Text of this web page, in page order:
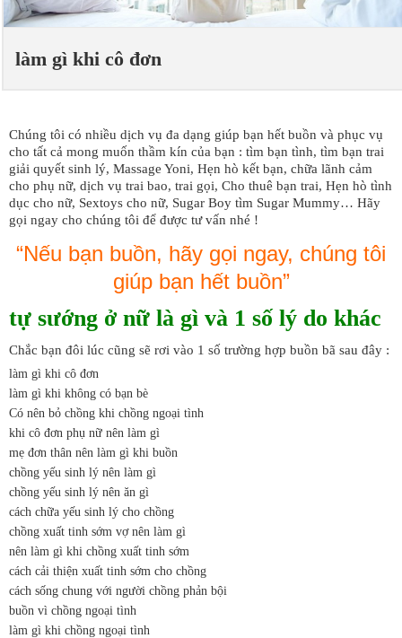
làm gì khi cô đơn
Chúng tôi có nhiều dịch vụ đa dạng giúp bạn hết buồn và phục vụ
cho tất cả mong muốn thầm kín của bạn : tìm bạn tình, tìm bạn trai
giải quyết sinh lý, Massage Yoni, Hẹn hò kết bạn, chữa lãnh cảm
cho phụ nữ, dịch vụ trai bao, trai gọi, Cho thuê bạn trai, Hẹn hò tình
dục cho nữ, Sextoys cho nữ, Sugar Boy tìm Sugar Mummy… Hãy
gọi ngay cho chúng tôi để được tư vấn nhé !
“Nếu bạn buồn, hãy gọi ngay, chúng tôi
giúp bạn hết buồn”
tự sướng ở nữ là gì và 1 số lý do khác
Chắc bạn đôi lúc cũng sẽ rơi vào 1 số trường hợp buồn bã sau đây :
làm gì khi cô đơn
làm gì khi không có bạn bè
Có nên bỏ chồng khi chồng ngoại tình
khi cô đơn phụ nữ nên làm gì
mẹ đơn thân nên làm gì khi buồn
chồng yếu sinh lý nên làm gì
chồng yếu sinh lý nên ăn gì
cách chữa yếu sinh lý cho chồng
chồng xuất tinh sớm vợ nên làm gì
nên làm gì khi chồng xuất tinh sớm
cách cải thiện xuất tinh sớm cho chồng
cách sống chung với người chồng phản bội
buồn vì chồng ngoại tình
làm gì khi chồng ngoại tình